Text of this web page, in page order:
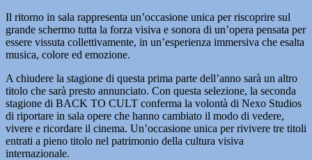
Il ritorno in sala rappresenta un’occasione unica per riscoprire sul
grande schermo tutta la forza visiva e sonora di un’opera pensata per
essere vissuta collettivamente, in un’esperienza immersiva che esalta
musica, colore ed emozione.
A chiudere la stagione di questa prima parte dell’anno sarà un altro
titolo che sarà presto annunciato. Con questa selezione, la seconda
stagione di BACK TO CULT conferma la volontà di Nexo Studios
di riportare in sala opere che hanno cambiato il modo di vedere,
vivere e ricordare il cinema. Un’occasione unica per rivivere tre titoli
entrati a pieno titolo nel patrimonio della cultura visiva
internazionale.